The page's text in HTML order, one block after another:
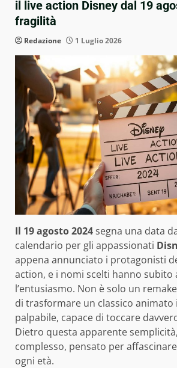
il live action Disney dal 19
fragilità
Redazione 1 Luglio 2026
Il 19 agosto 2024segna una data
calendario per gli appassionati
appena annunciato i protagonisti
action, e i nomi scelti hanno subito
l’entusiasmo. Non è solo un
di trasformare un classico animato
palpabile, capace di toccare
Dietro questa apparente
complesso, pensato per
ogni età.